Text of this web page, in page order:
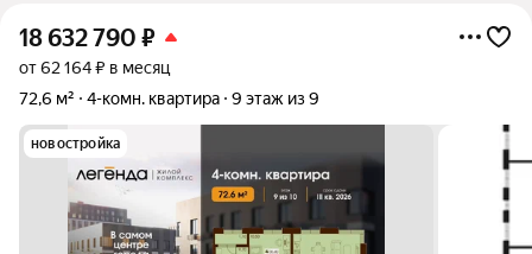
18 632 790 ₽
от 62 164 ₽ в месяц
72,6 м²
4-комн. квартира 9 этаж из 9
новостройка